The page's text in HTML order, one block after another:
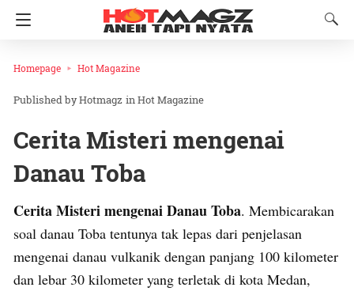
Homepage Hot Magazine
Hotmagz inHot Magazine
Cerita Misteri mengenai
Danau Toba
Cerita Misteri mengenai Danau Toba. Membicarakan
soal danau Toba tentunya tak lepas dari penjelasan
mengenai danau vulkanik dengan panjang 100 kilometer
dan lebar 30 kilometer yang terletak di kota Medan,